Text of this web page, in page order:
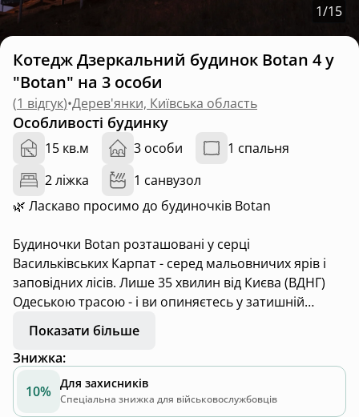
1/15
Котедж Дзеркальний будинок Botan 4 у
"Botan" на 3 особи
(1 відгук)•Дерев'янки, Київська область
Особливості будинку
15 кв.м 3 особи
1 спальня
2 ліжка
1 санвузол
🌿 Ласкаво просимо до будиночків Botan
Будиночки Botan розташовані у серці
Васильківських Карпат - серед мальовничих ярів і
заповідних лісів. Лише 35 хвилин від Києва (ВДНГ)
Одеською трасою - і ви опиняєтесь у затишній
прихованій долині з великою територією.
Кожен будиночок Botan розрахований до 3 гостей
та укомплектований за стандартами сучасного
готелю для комфортного відпочинку на природі:
Показати більше
Знижка:
10% Для захисників
Спеціальна знижка для військовослужбовців